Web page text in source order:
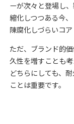
ーが次々と登場し
縮化しつつある今、
陳腐化しづらいコ
ただ、ブランド的
久性を増すことも考
どちらにしても、
ことは重要です。